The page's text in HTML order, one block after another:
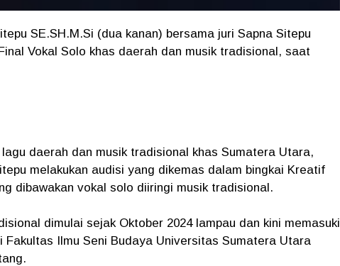
SE.SH.M.Si (dua kanan) bersama juri Sapna Sitepu
Vokal Solo khas daerah dan musik tradisional, saat
daerah dan musik tradisional khas Sumatera Utara,
melakukan audisi yang dikemas dalam bingkai Kreatif
dibawakan vokal solo diiringi musik tradisional.
dimulai sejak Oktober 2024 lampau dan kini memasuki
Ilmu Seni Budaya Universitas Sumatera Utara